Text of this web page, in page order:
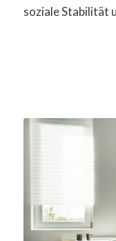
soziale Stabilität